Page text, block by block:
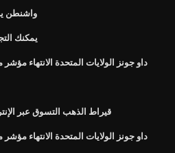
واشنطن
يمكنك
داو جونز الولايات المتحدة الانتهاء
24 قيراط الذهب التسوق عبر
داو جونز الولايات المتحدة الانتهاء